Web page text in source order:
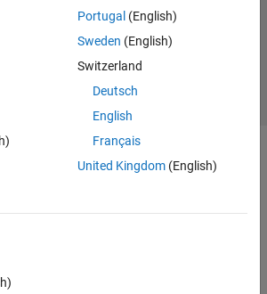
Portugal (English)
Sweden (English)
Switzerland
Deutsch
English
Français
United Kingdom(English)
Inc.